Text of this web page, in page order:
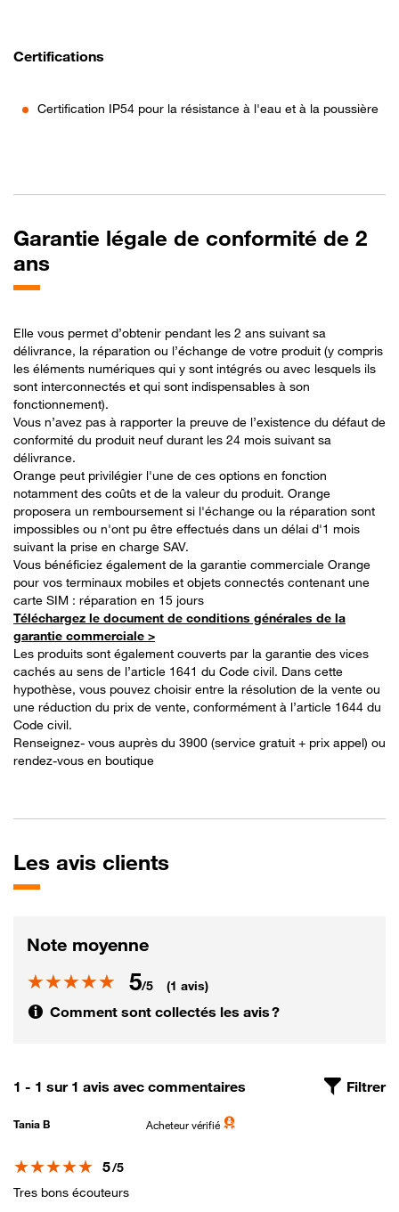
Certifications
Certification IP54 pour la résistance à l'eau et à la poussière
Garantie légale de conformité de 2
ans
Elle vous permet d’obtenir pendant les 2 ans suivant sa
délivrance, la réparation ou l’échange de votre produit (y compris
les éléments numériques qui y sont intégrés ou avec lesquels ils
sont interconnectés et qui sont indispensables à son
fonctionnement).
Vous n’avez pas à rapporter la preuve de l’existence du défaut de
conformité du produit neuf durant les 24 mois suivant sa
délivrance.
Orange peut privilégier l'une de ces options en fonction
notamment des coûts et de la valeur du produit. Orange
proposera un remboursement si l'échange ou la réparation sont
impossibles ou n'ont pu être effectués dans un délai d'1 mois
suivant la prise en charge SAV.
Vous bénéficiez également de la garantie commerciale Orange
pour vos terminaux mobiles et objets connectés contenant une
carte SIM : réparation en 15 jours
Téléchargez le document de conditions générales de la
garantie commerciale >
Les produits sont également couverts par la garantie des vices
cachés au sens de l’article 1641 du Code civil. Dans cette
hypothèse, vous pouvez choisir entre la résolution de la vente ou
une réduction du prix de vente, conformément à l’article 1644 du
Code civil.
Renseignez- vous auprès du 3900 (service gratuit + prix appel) ou
rendez-vous en boutique
Les avis clients
Note moyenne
Note
5/5 (1 avis)
Comment sont collectés les avis ?
1 - 1 sur 1 avis avec commentaires Filtrer
Tania B Acheteur vérifié
Note
5/5
Tres bons écouteurs